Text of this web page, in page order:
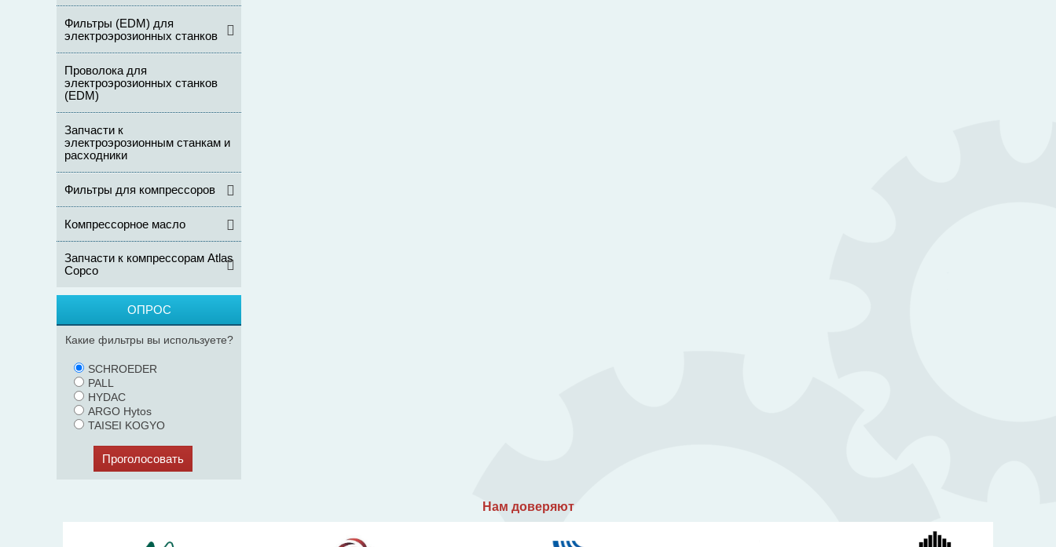
Фильтры (ЕDM) для
электроэрозионных станков
Проволока для
электроэрозионных станков
(EDM)
Запчасти к
электроэрозионным станкам и
расходники
Фильтры для компрессоров
Компрессорное масло
Запчасти к компрессорам Atlas
Copco
ОПРОС
Какие фильтры вы используете?
SCHROEDER
PALL
HYDAC
ARGO Hytos
TAISEI KOGYO
Проголосовать
Нам доверяют